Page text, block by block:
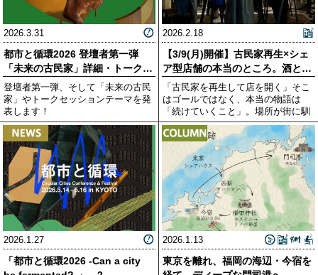
2026.3.31
都市と循環2026 登壇者第一弾
「未来の古民家」詳細・トークセ
ッションテーマの
登壇者第一弾、そして「未来の古民
家」やトークセッションテーマを発
表します！
2026.2.18
【3/9(月)開催】古民家再生×シェ
ア型店舗の本当のところ。酒と珈
琲を片手に、現
「古民家を再生して店を開く」そこ
はゴールではなく、本当の物語は
「続けていくこと」。場所が街に馴
染み、
2026.1.27
「都市と循環2026 -Can a city
2026.1.13
東京を離れ、福岡の海辺・今宿を